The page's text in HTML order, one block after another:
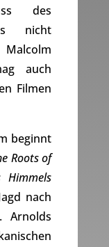
des
nicht
auch
Filmen
beginnt
Roots of
Himmels
nach
Arnolds